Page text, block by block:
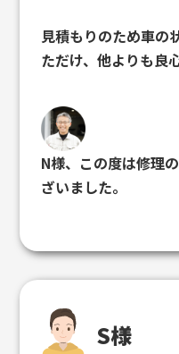
見積もりのため車の
ただけ、他よりも良
家の近所にこのよう
○○さんのおかげです
白馬自動車工業さん
います。
ありがとうございま
N様、この度は修理
ざいました。
S様